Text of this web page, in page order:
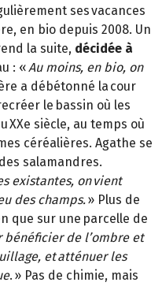
ses vacances
en bio depuis 2008. Un
la suite, décidée à
: «Au moins, en bio, on
a débétonné la cour
le bassin où les
XXe siècle, au temps où
céréalières. Agathe se
salamandres.
existantes, on vient
des champs.» Plus de
que sur une parcelle de
bénéficier de l’ombre et
et atténuer les
. » Pas de chimie, mais